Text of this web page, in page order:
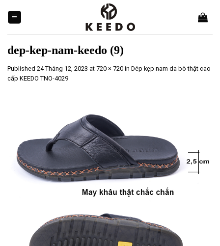
content
dep-kep-nam-keedo (9)
Published 24 Tháng 12, 2023 at 720 × 720 in Dép kẹp nam da bò thật cao
cấp KEEDO TNO-4029